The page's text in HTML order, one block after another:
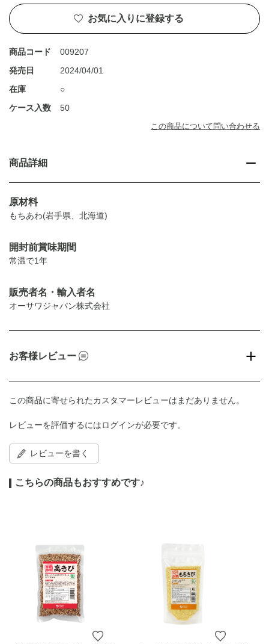
お気に入りに登録する
商品コード
009207
発売日
2024/04/01
在庫
○
ケース入数
50
この商品について問い合わせる
商品詳細
原材料
もちあわ(岩手県、北海道)
開封前賞味期間
常温で1年
販売者名・輸入者名
オーサワジャパン株式会社
お客様レビュー
この商品に寄せられたカスタマーレビューはまだありません。
レビューを評価するにはログインが必要です。
レビューを書く
こちらの商品もおすすめです♪